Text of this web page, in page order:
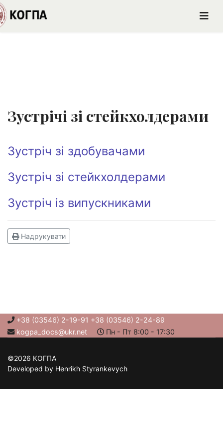
Зустрічі зі стейкхолдерами
Зустріч зі здобувачами
Зустріч зі стейкхолдерами
Зустріч із випускниками
Надрукувати
+38 (03546) 2-19-91 +38 (03546) 2-24-89
kogpa_docs@ukr.net
Пн - Пт 8:00 - 17:30
©2026 КОГПА
Developed by Henrikh Styrankevych